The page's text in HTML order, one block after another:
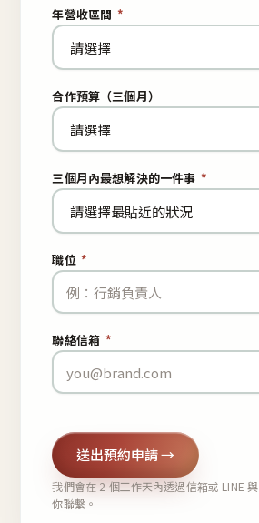
年營收區間 *
合作預算（三個月）
三個月內最想解決的一件事 *
職位 *
聯絡信箱 *
送出預約申請 →
我們會在 2 個工作天內透過信箱或 LINE 與
你聯繫。